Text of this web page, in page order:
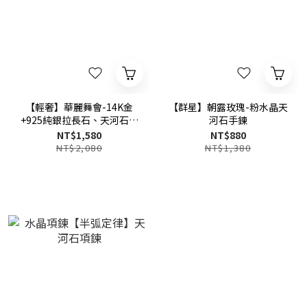
【輕奢】華麗舞會-14K金
+925純銀拉長石、天河石戒
指
NT$1,580
NT$2,080
【群星】朝露玫瑰-粉水晶天
河石手鍊
NT$880
NT$1,380